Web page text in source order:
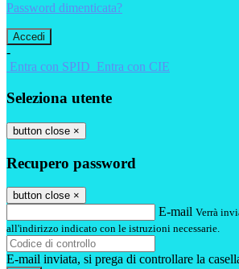
Password dimenticata?
-
Entra con SPID Entra con CIE
Seleziona utente
button close ×
Recupero password
button close ×
E-mail Verrà
all'indirizzo indicato con le istruzioni necessarie.
E-mail inviata, si prega di controllare la